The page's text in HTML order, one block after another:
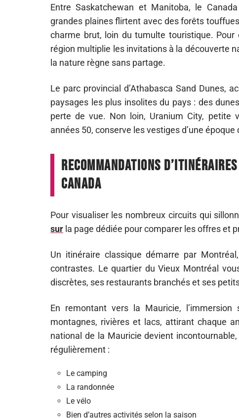
Entre Saskatchewan et Manitoba, le
grandes plaines flirtent avec des forêts
charme brut, loin du tumulte touristique.
région multiplie les invitations à la découverte
la nature règne sans partage.
Le parc provincial d’Athabasca Sand Dunes,
paysages les plus insolites du pays : des
perte de vue. Non loin, Uranium City, petite
années 50, conserve les vestiges d’une
Recommandations
Canada
Pour visualiser les nombreux circuits qui
sur la page dédiée pour comparer les offres et
Un itinéraire classique démarre par
contrastes. Le quartier du Vieux Montréal
discrètes, ses restaurants branchés et ses
En remontant vers la Mauricie,
montagnes, rivières et lacs, attirant chaque
national de la Mauricie devient
régulièrement :
Le camping
La randonnée
Le vélo
Bien d’autres activités selon la saison